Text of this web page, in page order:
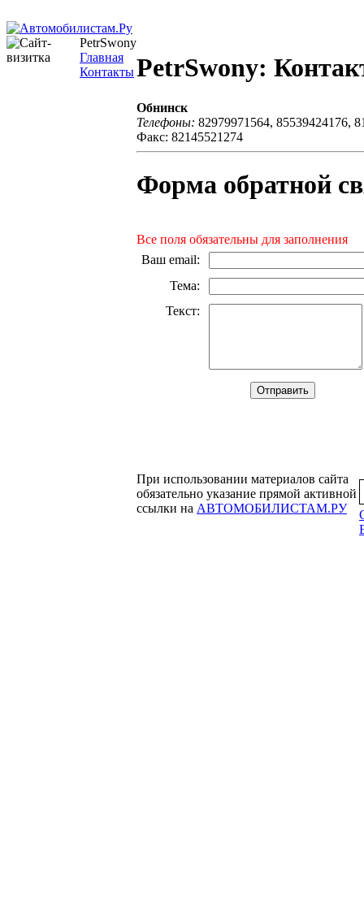
PetrSwony
Главная
КонтактыPetrSwony:
Обнинск
Телефоны: 82979971564, 85539424176,
Факс: 82145521274
Форма обратной
Все поля обязательны для заполнения
Ваш email:
Тема:
Текст:
При использовании материалов сайта
обязательно указание прямой активной
ссылки на АВТОМОБИЛИСТАМ.РУ